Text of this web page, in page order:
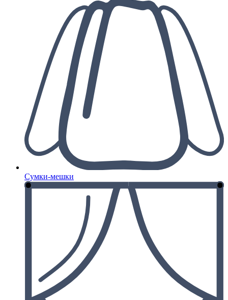
Сумки-мешки